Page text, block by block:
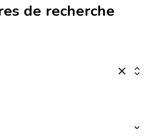
de recherche